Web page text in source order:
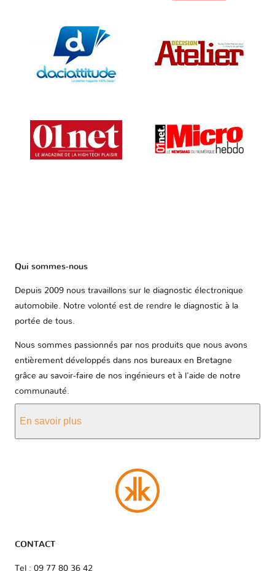
Qui sommes-nous
Depuis 2009 nous travaillons sur le diagnostic électronique
automobile. Notre volonté est de rendre le diagnostic à la
portée de tous.
Nous sommes passionnés par nos produits que nous avons
entièrement développés dans nos bureaux en Bretagne
grâce au savoir-faire de nos ingénieurs et à l'aide de notre
communauté.
En savoir plus
CONTACT
Tel : 09 77 80 36 42